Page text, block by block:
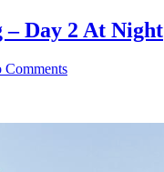
– Day 2 At Night
Comments